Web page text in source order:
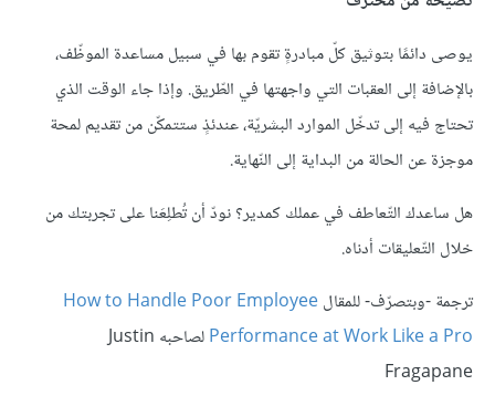
يوصى دائمًا بتوثيق كلّ مبادرةٍ تقوم بها في سبيل مساعدة الموظّف،
بالإضافة إلى العقبات التي واجهتها في الطّريق. وإذا جاء الوقت الذي
تحتاج فيه إلى تدخّل الموارد البشريّة، عندئذٍ ستتمكّن من تقديم لمحة
موجزة عن الحالة من البداية إلى النّهاية.
هل ساعدك التّعاطف في عملك كمدير؟ نودّ أن تُطلِعَنا على تجربتك من
خلال التّعليقات أدناه.
ترجمة -وبتصرّف- للمقالHow to Handle Poor Employee
Performance at Work Like a Pro
لصاحبه Justin
Fragapane